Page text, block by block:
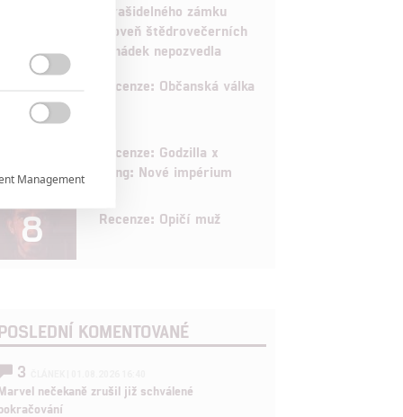
strašidelného zámku
úroveň štědrovečerních
pohádek nepozvedla
8 Recenze: Občanská válka
Recenze: Godzilla x
Kong: Nové impérium
8 Recenze: Opičí muž
KOMENTOVANÉ
3
nečekaně zrušil již schválené


chyb,
Management